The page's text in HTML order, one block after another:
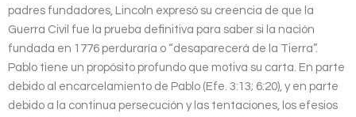
padres fundadores, Lincoln expresó su creencia de que la
Guerra Civil fue la prueba definitiva para saber si la nación
fundada en 1776 perduraría o “desaparecerá de la Tierra”.
Pablo tiene un propósito profundo que motiva su carta. En parte
debido al encarcelamiento de Pablo (Efe. 3:13; 6:20), y en parte
debido a la continua persecución y las tentaciones, los efesios